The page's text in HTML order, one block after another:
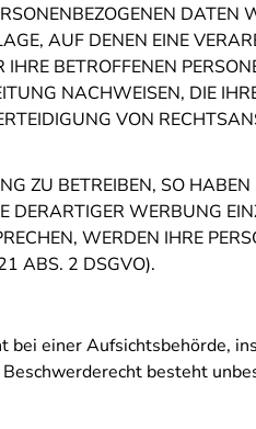
AUF DENEN EINE
BETROFFENEN
NACHWEISEN, DIE
VON
ZU BETREIBEN, SO
WERBUNG
WERDEN IHRE
ABS. 2 DSGVO).
einer Aufsichtsbehörde,
besteht